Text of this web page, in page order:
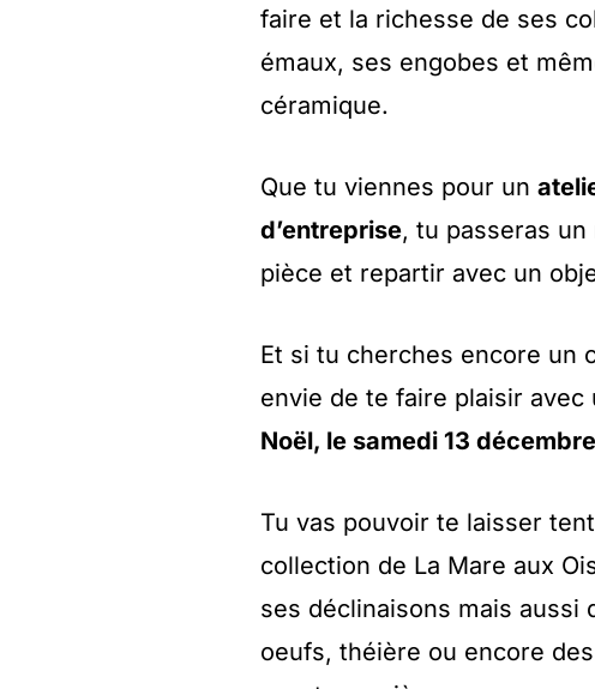
faire et la richesse de ses
émaux, ses engobes et
céramique.
Que tu viennes pour un
d’entreprise, tu passeras
pièce et repartir avec un
Et si tu cherches encore un
envie de te faire plaisir avec
Noël, le samedi 13 décembre
Tu vas pouvoir te laisser
collection de La Mare aux
ses déclinaisons mais aussi
oeufs, théière ou encore